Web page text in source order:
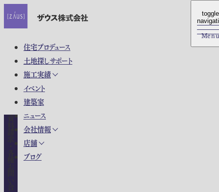
住宅プロデュース
土地探しサポート
施工実績
イベント
建築家
ニュース
会社情報
店舗
ブログ
toggle
Menu
toggle
Menu